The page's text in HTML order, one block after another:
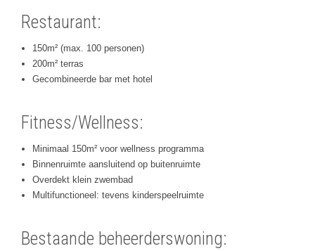
Restaurant:
150m² (max. 100 personen)
200m² terras
Gecombineerde bar met hotel
Fitness/Wellness:
Minimaal 150m² voor wellness programma
Binnenruimte aansluitend op buitenruimte
Overdekt klein zwembad
Multifunctioneel: tevens kinderspeelruimte
Bestaande beheerderswoning: